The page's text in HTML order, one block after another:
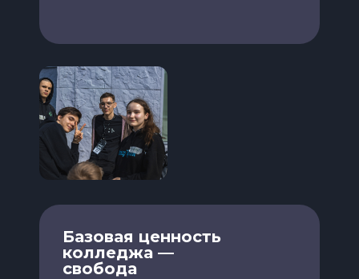
Базовая ценность
колледжа —
свобода